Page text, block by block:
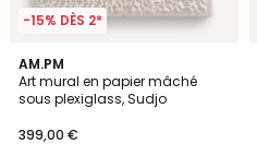
-15% DÈS 2*
AM.PM
Art mural en papier mâché
sous plexiglass, Sudjo
399,00 €